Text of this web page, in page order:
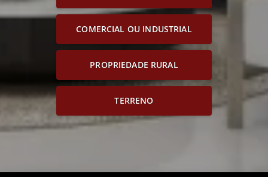
COMERCIAL OU INDUSTRIAL
PROPRIEDADE RURAL
TERRENO